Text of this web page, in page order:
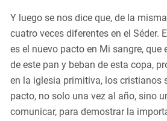
Y luego se nos dice que, de la
cuatro veces diferentes en el Séder.
es el nuevo pacto en Mi sangre,
de este pan y beban de esta copa,
en la iglesia primitiva, los cristianos
pacto, no solo una vez al año, sino
comunicar, para demostrar la